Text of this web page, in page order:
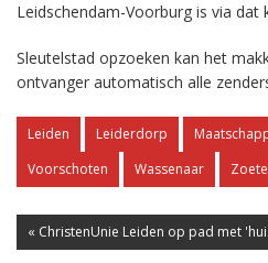
Leidschendam-Voorburg is via dat
Sleutelstad opzoeken kan het
ontvanger automatisch alle
Leiden Leiderdorp
Voorschoten
Wassenaar
« ChristenUnie Leiden op pad met